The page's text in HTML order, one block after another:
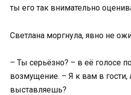
ты его так внимательно
Светлана моргнула, явно не
– Ты серьёзно? – в её голосе
возмущение. – Я к вам в гости,
выставляешь?